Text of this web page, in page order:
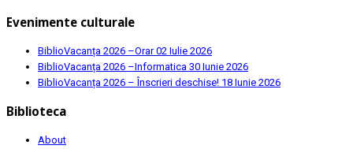
Evenimente culturale
BiblioVacanța 2026 –Orar02 Iulie 2026
BiblioVacanța 2026 –Informatica 30 Iunie 2026
BiblioVacanța 2026 – Înscrieri deschise! 18 Iunie 2026
Biblioteca
About